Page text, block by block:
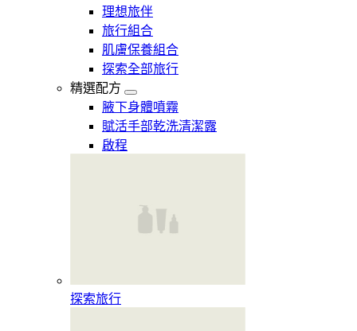
理想旅伴
旅行組合
肌膚保養組合
探索全部旅行
精選配方
腋下身體噴霧
賦活手部乾洗清潔露
啟程
探索旅行